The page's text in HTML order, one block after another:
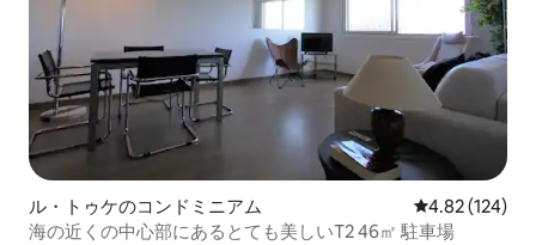
ル・トゥケのコンドミニアム レビュー124
4.82 (124)
海の近くの中心部にあるとても美しいT2 46㎡ 駐車場